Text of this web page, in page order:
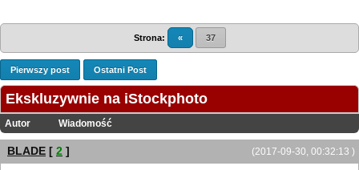
Strona: « 37
Pierwszy post Ostatni Post
Ekskluzywnie na iStockphoto
Autor Wiadomość
(2017-09-30, 00:32:13 )
BLADE [ 2 ]